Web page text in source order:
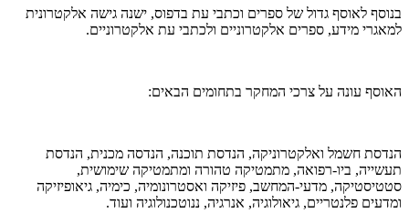
בנוסף לאוסף גדול של ספרים וכתבי עת בדפוס, ישנה גישה אלקטרונית
למאגרי מידע, ספרים אלקטרוניים ולכתבי עת אלקטרוניים.
האוסף עונה על צרכי המחקר בתחומים הבאים:
הנדסת חשמל ואלקטרוניקה, הנדסת תוכנה, הנדסה מכנית, הנדסת
תעשייה, ביו-רפואה, מתמטיקה טהורה ומתמטיקה שימושית,
סטטיסטיקה, מדעי-המחשב, פיזיקה ואסטרונומיה, כימיה, גיאופיזיקה
ומדעים פלנטריים, גיאולוגיה, אנרגיה, ננוטכנולוגיה ועוד.